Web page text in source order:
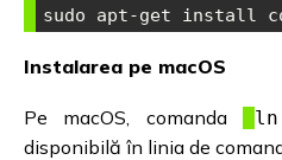
sudo apt-get install
Instalarea pe macOS
Pe macOS, comanda ln
disponibilă în linia de